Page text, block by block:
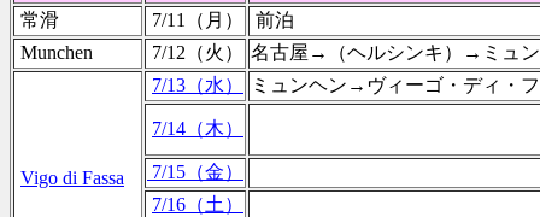
常滑
7/11（月）
前泊
Munchen
7/12（火） 名古屋→（ヘルシンキ）→ミュ
Vigo di Fassa
7/13（水） ミュンヘン→ヴィーゴ・ディ・
7/14（木）
7/15（金）
7/16（土）